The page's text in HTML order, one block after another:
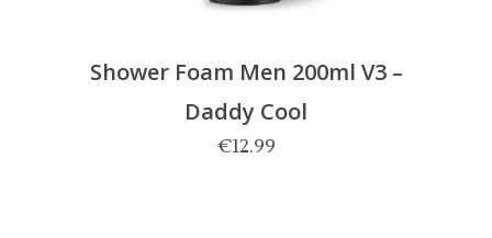
Shower Foam Men 200ml V3 –
Daddy Cool
€12.99